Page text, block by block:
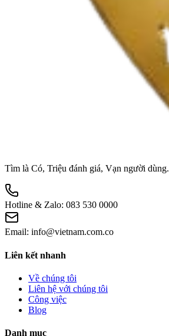
Tìm là Có, Triệu đánh giá, Vạn người dùng.
Hotline & Zalo: 083 530 0000
Email: info@vietnam.com.co
Liên kết nhanh
Về chúng tôi
Liên hệ với chúng tôi
Công việc
Blog
Danh mục